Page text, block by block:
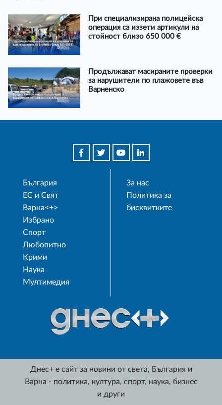
При специализирана полицейска
операция са иззети артикули на
стойност близо 650 000 €
Продължават масираните проверки
за нарушители по плажовете във
Варненско
България
ЕС и Свят
Варна<+>
Избрано
Спорт
Любопитно
Крими
Наука
Мултимедия
За нас
Политика за
бисквитките
Днес+ е сайт за новини от света, България и
Варна - политика, култура, спорт, наука, бизнес
и други